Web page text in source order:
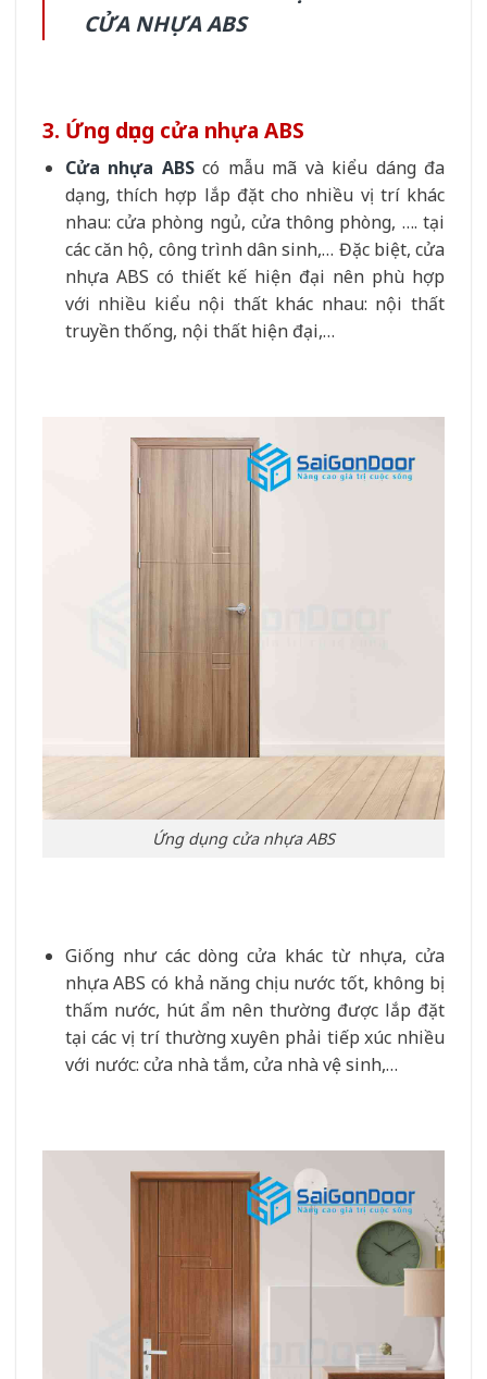
CỬA NHỰA ABS
3. Ứng dụng cửa nhựa ABS
Cửa nhựa ABScó mẫu mã và kiểu dáng đa
dạng, thích hợp lắp đặt cho nhiều vị trí khác
nhau: cửa phòng ngủ, cửa thông phòng, …. tại
các căn hộ, công trình dân sinh,… Đặc biệt, cửa
nhựa ABS có thiết kế hiện đại nên phù hợp
với nhiều kiểu nội thất khác nhau: nội thất
truyền thống, nội thất hiện đại,…
Ứng dụng cửa nhựa ABS
Giống như các dòng cửa khác từ nhựa, cửa
nhựa ABS có khả năng chịu nước tốt, không bị
thấm nước, hút ẩm nên thường được lắp đặt
tại các vị trí thường xuyên phải tiếp xúc nhiều
với nước: cửa nhà tắm, cửa nhà vệ sinh,…